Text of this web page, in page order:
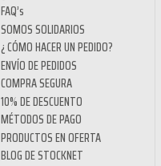
FAQ’s
SOMOS SOLIDARIOS
¿ CÓMO HACER UN PEDIDO?
ENVÍO DE PEDIDOS
COMPRA SEGURA
10% DE DESCUENTO
MÉTODOS DE PAGO
PRODUCTOS EN OFERTA
BLOG DE STOCKNET